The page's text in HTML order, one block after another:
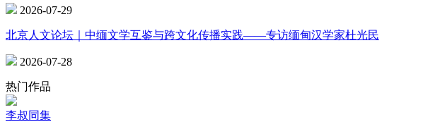
2026-07-29
北京人文论坛｜中缅文学互鉴与跨文化传播实践——专访缅甸汉学家杜光民
2026-07-28
热门作品
李叔同集